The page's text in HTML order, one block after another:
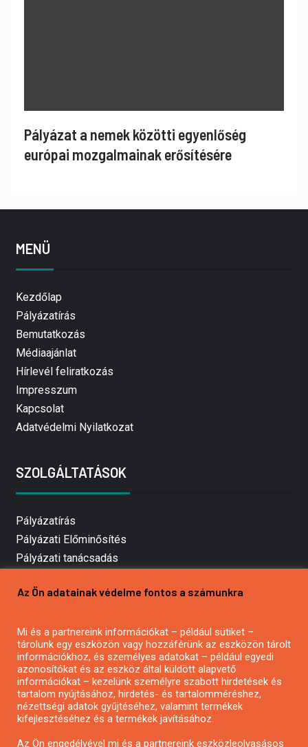
Pályázat a nemek közötti egyenlőség
európai mozgalmainak erősítésére
MENÜ
Kezdőlap
Pályázatírás
Bemutatkozás
Médiaajánlat
Hírlevél feliratkozás
Impresszum
Kapcsolat
Adatvédelmi Nyilatkozat
SZOLGÁLTATÁSOK
Pályázatírás
Pályázati Előminősítés
Pályázati tanácsadás
Mezőgazdasági pályázatírás
Pályázatírás civil szervezeteknek
Pályázatírás önkormányzatoknak
Pályázatfigyelés
Specifikus pályázatfigyelés vagy hírlevél
Az Ön adatainak védelme fontos a számunkra
Mi és a partnereink információkat – például sütiket –
tárolunk egy eszközön vagy hozzáférünk az eszközön tárolt
információkhoz, és személyes adatokat – például egyedi
azonosítókat és az eszköz által küldött alapvető
információkat – kezelünk személyre szabott hirdetések és
tartalom nyújtásához, hirdetés- és tartalomméréshez,
nézettségi adatok gyűjtéséhez, valamint termékek
kifejlesztéséhez és a termékek javításához.
Az Ön engedélyével mi és a partnereink eszközleolvasásos